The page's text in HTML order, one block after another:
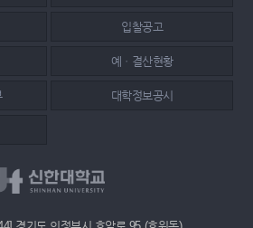
입찰공고
예ㆍ결산현황
대학정보공시
경기도 의정부시 호암로 95 (호원동)